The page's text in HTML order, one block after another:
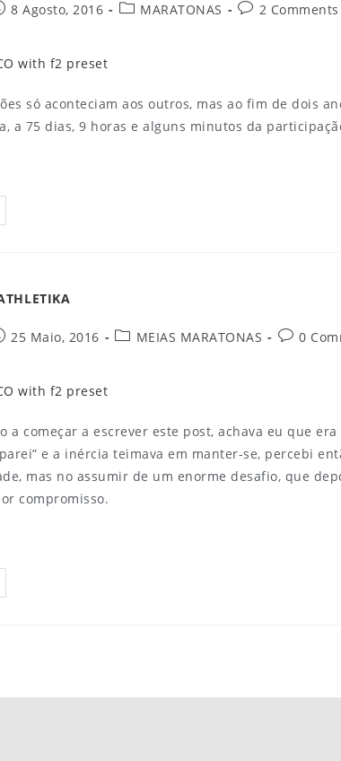
8 Agosto, 2016 MARATONAS 2 Comments
só aconteciam aos outros, mas ao fim de dois
a 75 dias, 9 horas e alguns minutos da
25 Maio, 2016 MEIAS MARATONAS 0
a começar a escrever este post, achava eu que
e a inércia teimava em manter-se, percebi
mas no assumir de um enorme desafio, que
compromisso.